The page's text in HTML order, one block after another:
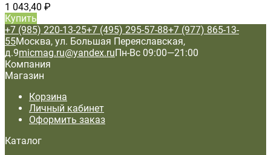
1 043,40 ₽
Купить
+7 (985) 220-13-25+7 (495) 295-57-88+7 (977) 865-13-
55Москва, ул. Большая Переяславская,
д.9micmag.ru@yandex.ruПн-Вс 09:00—21:00
Компания
Магазин
Корзина
Личный кабинет
Оформить заказ
Каталог